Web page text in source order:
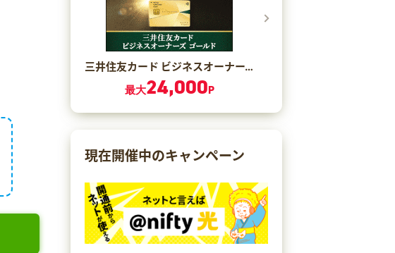
三井住友カード ビジネスオーナーズ ゴールド（カード発行）
最大24,000P
現在開催中のキャンペーン